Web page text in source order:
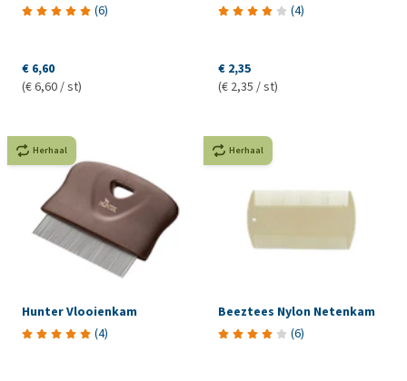
(6)
€ 6,60
(€ 6,60 / st)
(4)
€ 2,35
(€ 2,35 / st)
Herhaal
Hunter Vlooienkam
(4)
Herhaal
Beeztees Nylon Netenkam
(6)